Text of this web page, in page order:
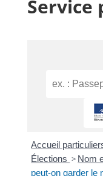
Service
Accueil
Élections > Nom
peut-on garder le